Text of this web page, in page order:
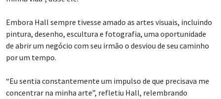
Embora Hall sempre tivesse amado as artes visuais, incluindo
pintura, desenho, escultura e fotografia, uma oportunidade
de abrir um negócio com seu irmão o desviou de seu caminho
por um tempo.
“Eu sentia constantemente um impulso de que precisava me
concentrar na minha arte”, refletiu Hall, relembrando